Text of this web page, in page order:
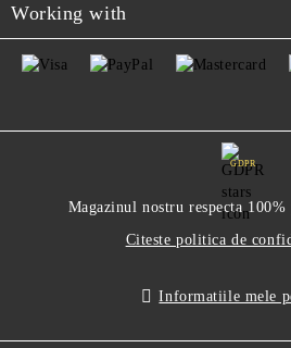
Working with
GDPR
Magazinul nostru respecta 100%
Citeste politica de
Informatiile mele